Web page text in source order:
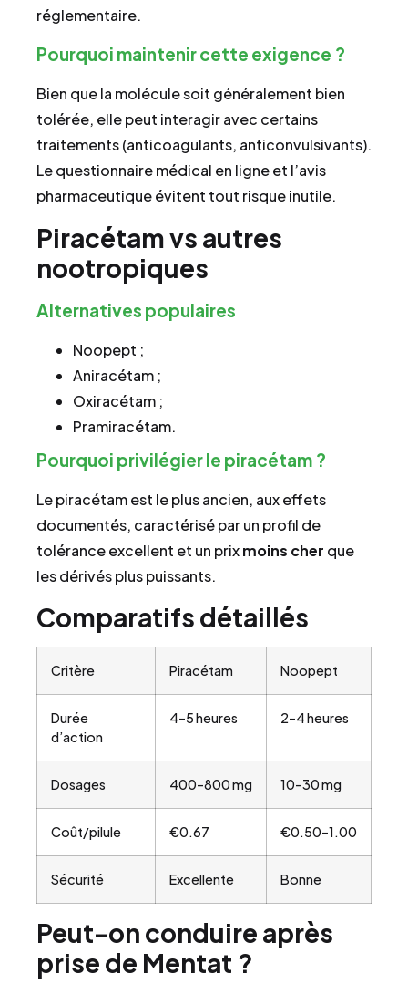
réglementaire.
Pourquoi maintenir cette exigence ?
Bien que la molécule soit généralement bien
tolérée, elle peut interagir avec certains
traitements (anticoagulants, anticonvulsivants).
Le questionnaire médical en ligne et l’avis
pharmaceutique évitent tout risque inutile.
Piracétam vs autres
nootropiques
Alternatives populaires
Noopept ;
Aniracétam ;
Oxiracétam ;
Pramiracétam.
Pourquoi privilégier le piracétam ?
Le piracétam est le plus ancien, aux effets
documentés, caractérisé par un profil de
tolérance excellent et un prixmoins cher que
les dérivés plus puissants.
Comparatifs détaillés
Critère Piracétam Noopept
Durée
d’action
4–5 heures 2–4 heures
Dosages 400–800 mg 10–30 mg
Coût/pilule €0.67 €0.50–1.00
Sécurité Excellente Bonne
Peut-on conduire après
prise de Mentat ?